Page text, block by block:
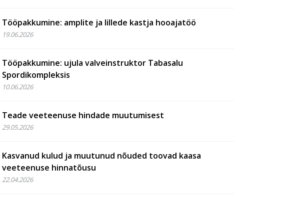
Tööpakkumine: amplite ja lillede kastja hooajatöö
19.06.2026
Tööpakkumine: ujula valveinstruktor Tabasalu
Spordikompleksis
10.06.2026
Teade veeteenuse hindade muutumisest
29.05.2026
Kasvanud kulud ja muutunud nõuded toovad kaasa
veeteenuse hinnatõusu
22.04.2026